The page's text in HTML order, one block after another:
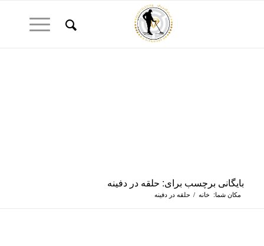
بایگانی برچسب برای: حلقه در دفینه
مکان شما: خانه / حلقه در دفینه